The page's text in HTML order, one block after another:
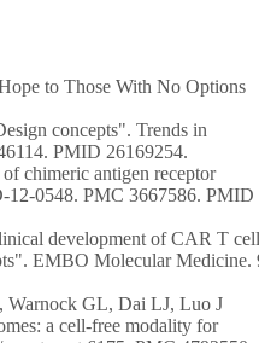
to Those With No Options
concepts". Trends in
PMID 26169254.
chimeric antigen receptor
12-0548. PMC 3667586. PMID
development of CAR T
EMBO Molecular Medicine.
Warnock GL, Dai LJ, Luo J
a cell-free modality for